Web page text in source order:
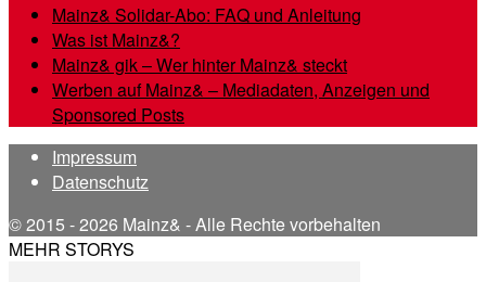
Mainz& Solidar-Abo: FAQ und Anleitung
Was ist Mainz&?
Mainz& gik – Wer hinter Mainz& steckt
Werben auf Mainz& – Mediadaten, Anzeigen und
Sponsored Posts
Impressum
Datenschutz
© 2015 - 2026 Mainz& - Alle Rechte vorbehalten
MEHR STORYS